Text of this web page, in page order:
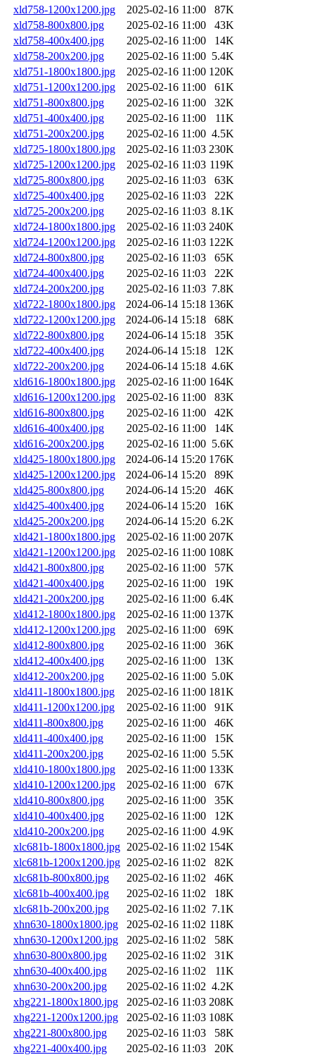
xld758-1200x1200.jpg 2025-02-16 11:00
87K
xld758-800x800.jpg
2025-02-16 11:00
43K
xld758-400x400.jpg
2025-02-16 11:00
14K
xld758-200x200.jpg
2025-02-16 11:00 5.4K
xld751-1800x1800.jpg
2025-02-16 11:00 120K
xld751-1200x1200.jpg
2025-02-16 11:00
61K
xld751-800x800.jpg
2025-02-16 11:00
32K
xld751-400x400.jpg
2025-02-16 11:00
11K
xld751-200x200.jpg
2025-02-16 11:00 4.5K
xld725-1800x1800.jpg
2025-02-16 11:03 230K
xld725-1200x1200.jpg
2025-02-16 11:03 119K
xld725-800x800.jpg
2025-02-16 11:03
63K
xld725-400x400.jpg
2025-02-16 11:03
22K
xld725-200x200.jpg
2025-02-16 11:03 8.1K
xld724-1800x1800.jpg
2025-02-16 11:03 240K
xld724-1200x1200.jpg
2025-02-16 11:03 122K
xld724-800x800.jpg
2025-02-16 11:03
65K
xld724-400x400.jpg
2025-02-16 11:03
22K
xld724-200x200.jpg
2025-02-16 11:03 7.8K
xld722-1800x1800.jpg
2024-06-14 15:18 136K
xld722-1200x1200.jpg
2024-06-14 15:18
68K
xld722-800x800.jpg
2024-06-14 15:18
35K
xld722-400x400.jpg
2024-06-14 15:18
12K
xld722-200x200.jpg
2024-06-14 15:18 4.6K
xld616-1800x1800.jpg
2025-02-16 11:00 164K
xld616-1200x1200.jpg
2025-02-16 11:00
83K
xld616-800x800.jpg
2025-02-16 11:00
42K
xld616-400x400.jpg
2025-02-16 11:00
14K
xld616-200x200.jpg
2025-02-16 11:00 5.6K
xld425-1800x1800.jpg
2024-06-14 15:20 176K
xld425-1200x1200.jpg
2024-06-14 15:20
89K
xld425-800x800.jpg
2024-06-14 15:20
46K
xld425-400x400.jpg
2024-06-14 15:20
16K
xld425-200x200.jpg
2024-06-14 15:20 6.2K
xld421-1800x1800.jpg
2025-02-16 11:00 207K
xld421-1200x1200.jpg
2025-02-16 11:00 108K
xld421-800x800.jpg
2025-02-16 11:00
57K
xld421-400x400.jpg
2025-02-16 11:00
19K
xld421-200x200.jpg
2025-02-16 11:00 6.4K
xld412-1800x1800.jpg
2025-02-16 11:00 137K
xld412-1200x1200.jpg
2025-02-16 11:00
69K
xld412-800x800.jpg
2025-02-16 11:00
36K
xld412-400x400.jpg
2025-02-16 11:00
13K
xld412-200x200.jpg
2025-02-16 11:00 5.0K
xld411-1800x1800.jpg
2025-02-16 11:00 181K
xld411-1200x1200.jpg
2025-02-16 11:00
91K
xld411-800x800.jpg
2025-02-16 11:00
46K
xld411-400x400.jpg
2025-02-16 11:00
15K
xld411-200x200.jpg
2025-02-16 11:00 5.5K
xld410-1800x1800.jpg
2025-02-16 11:00 133K
xld410-1200x1200.jpg
2025-02-16 11:00
67K
xld410-800x800.jpg
2025-02-16 11:00
35K
xld410-400x400.jpg
2025-02-16 11:00
12K
xld410-200x200.jpg
2025-02-16 11:00 4.9K
xlc681b-1800x1800.jpg 2025-02-16 11:02 154K
xlc681b-1200x1200.jpg 2025-02-16 11:02
82K
xlc681b-800x800.jpg
2025-02-16 11:02
46K
xlc681b-400x400.jpg
2025-02-16 11:02
18K
xlc681b-200x200.jpg
2025-02-16 11:02 7.1K
xhn630-1800x1800.jpg
2025-02-16 11:02 118K
xhn630-1200x1200.jpg
2025-02-16 11:02
58K
xhn630-800x800.jpg
2025-02-16 11:02
31K
xhn630-400x400.jpg
2025-02-16 11:02
11K
xhn630-200x200.jpg
2025-02-16 11:02 4.2K
xhg221-1800x1800.jpg
2025-02-16 11:03 208K
xhg221-1200x1200.jpg
2025-02-16 11:03 108K
xhg221-800x800.jpg
2025-02-16 11:03
58K
xhg221-400x400.jpg
2025-02-16 11:03
20K